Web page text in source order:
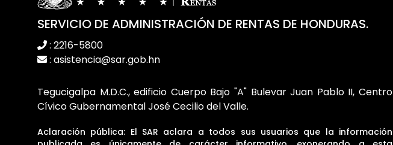
SERVICIO DE ADMINISTRACIÓN DE RENTAS DE HONDURAS.
: 2216-5800
: asistencia@sar.gob.hn
Tegucigalpa M.D.C., edificio Cuerpo Bajo "A" Bulevar Juan Pablo II, Centro
Cívico Gubernamental José Cecilio del Valle.
Aclaración pública: El SAR aclara a todos sus usuarios que la información